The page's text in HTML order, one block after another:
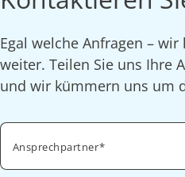
Egal welche Anfragen –
weiter. Teilen Sie uns Ihre
und wir kümmern uns um
Ansprechpartner